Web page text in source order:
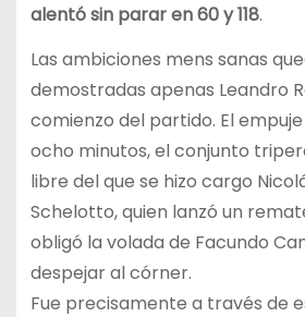
alentó sin parar en 60 y 118.
Las ambiciones mens sanas
demostradas apenas Leandro
comienzo del partido. El
ocho minutos, el conjunto
libre del que se hizo cargo
Schelotto, quien lanzó un
obligó la volada de Facundo
despejar al córner.
Fue precisamente a través de